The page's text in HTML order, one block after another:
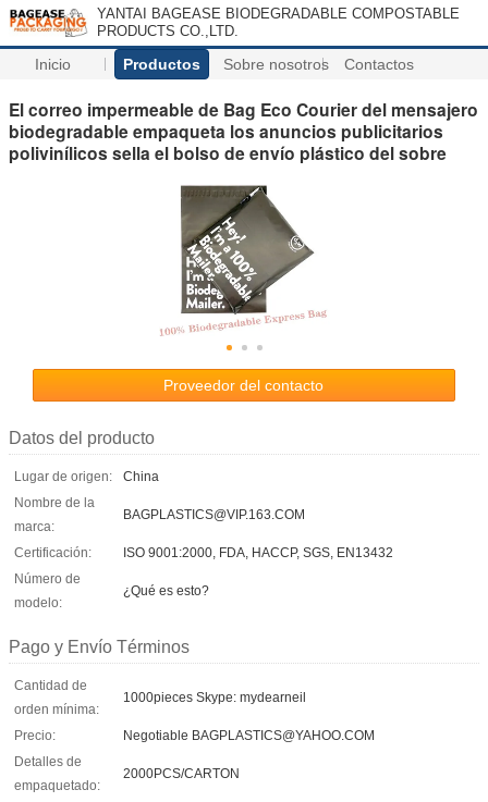
YANTAI BAGEASE BIODEGRADABLE COMPOSTABLE
PRODUCTS CO.,LTD.
Inicio Productos Sobre nosotros Contactos
El correo impermeable de Bag Eco Courier del mensajero
biodegradable empaqueta los anuncios publicitarios
polivinílicos sella el bolso de envío plástico del sobre
Proveedor del contacto
Datos del producto
Lugar de origen:
China
Nombre de la
marca:
BAGPLASTICS@VIP.163.COM
Certificación:
ISO 9001:2000, FDA, HACCP, SGS, EN13432
Número de
modelo:
¿Qué es esto?
Pago y Envío Términos
Cantidad de
orden mínima:
1000pieces Skype: mydearneil
Precio:
Negotiable BAGPLASTICS@YAHOO.COM
Detalles de
empaquetado:
2000PCS/CARTON